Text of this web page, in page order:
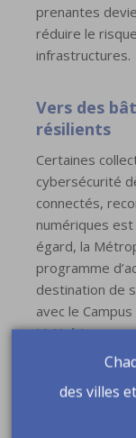
prenantes
réduire le
infrastructures.
Vers des
résilients
Certaines
cybersécurité
connectés,
numériques
égard, la
programme
destination de
avec le
IA Hub).
Ces initiatives
dès la
des villes